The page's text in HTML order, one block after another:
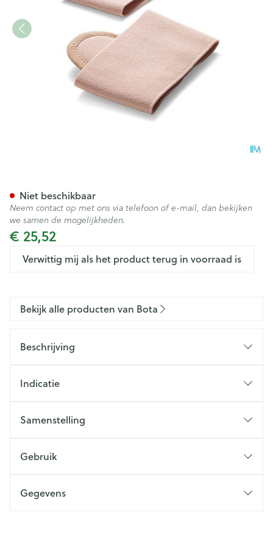
€ 25,52
Verwittig mij als het product terug in voorraad is
Niet beschikbaar
Neem contact op met ons via telefoon of e-mail, dan bekijken
we samen de mogelijkheden.
Bekijk alle producten van Bota
Beschrijving
Indicatie
Samenstelling
Gebruik
Gegevens